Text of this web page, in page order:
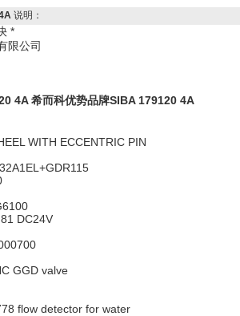
说明：
*
限公司
4A希而科优势品牌SIBA 179120 4A
WITH ECCENTRIC PIN
DC24V
GGD valve
flow detector for water